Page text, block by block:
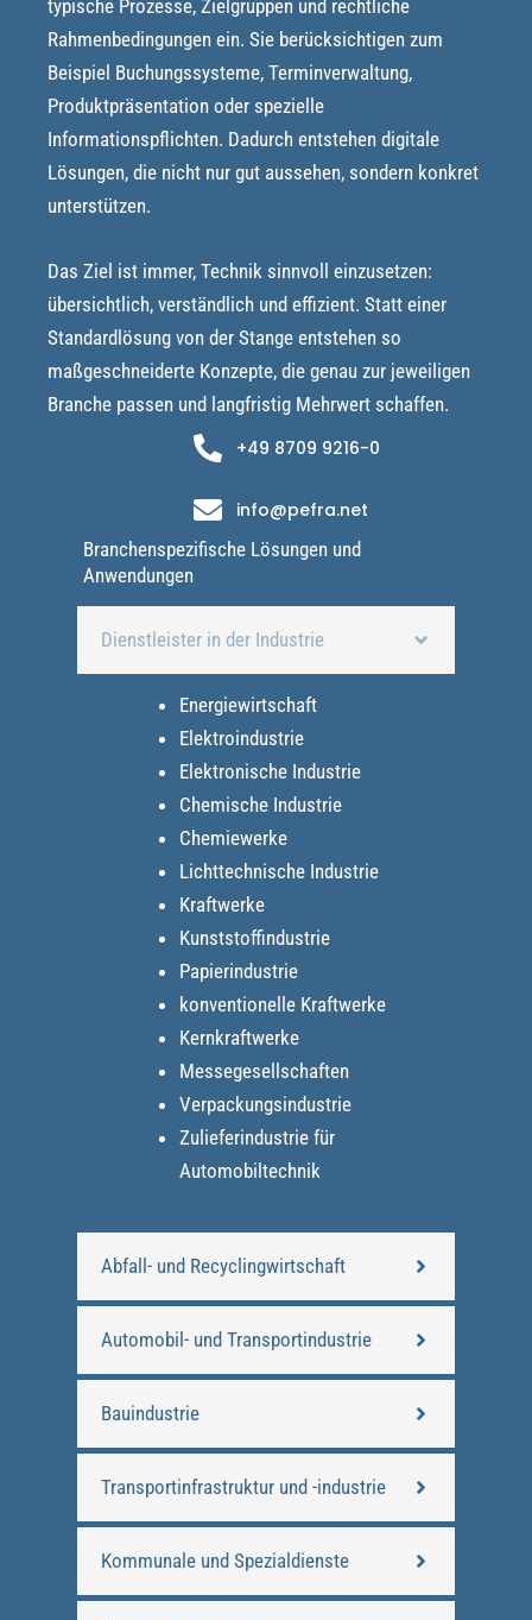
typische Prozesse, Zielgruppen und rechtliche
Rahmenbedingungen ein. Sie berücksichtigen zum
Beispiel Buchungssysteme, Terminverwaltung,
Produktpräsentation oder spezielle
Informationspflichten. Dadurch entstehen digitale
Lösungen, die nicht nur gut aussehen, sondern konkret
unterstützen.
Das Ziel ist immer, Technik sinnvoll einzusetzen:
übersichtlich, verständlich und effizient. Statt einer
Standardlösung von der Stange entstehen so
maßgeschneiderte Konzepte, die genau zur jeweiligen
Branche passen und langfristig Mehrwert schaffen.
Branchenspezifische Lösungen und
Anwendungen
Dienstleister in der Industrie
Energiewirtschaft
Elektroindustrie
Elektronische Industrie
Chemische Industrie
Chemiewerke
Lichttechnische Industrie
Kraftwerke
Kunststoffindustrie
Papierindustrie
konventionelle Kraftwerke
Kernkraftwerke
Messegesellschaften
Verpackungsindustrie
Zulieferindustrie für
Automobiltechnik
Abfall- und Recyclingwirtschaft
Automobil- und Transportindustrie
Bauindustrie
Transportinfrastruktur und -industrie
Kommunale und Spezialdienste
+49 8709 9216-0
info@pefra.net